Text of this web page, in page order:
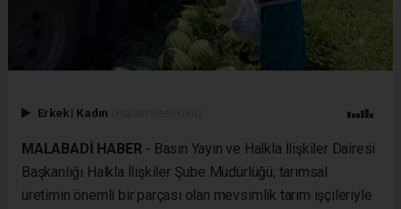
Erkek | Kadın
MALABADİ HABER - Basın Yayın ve Halkla İlişkiler Dairesi
Başkanlığı Halkla İlişkiler Şube Müdürlüğü, tarımsal
üretimin önemli bir parçası olan mevsimlik tarım işçileriyle